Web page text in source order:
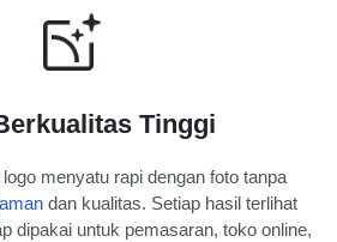
Tinggi
menyatu rapi dengan foto tanpa
dan kualitas. Setiap hasil terlihat
dipakai untuk pemasaran, toko online,